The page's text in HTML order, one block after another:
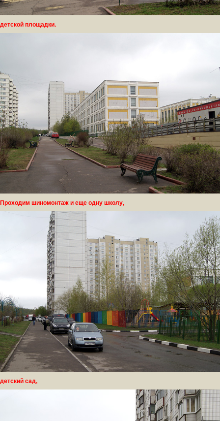
детской площадки.
Проходим шиномонтаж и еще одну школу,
детский сад,